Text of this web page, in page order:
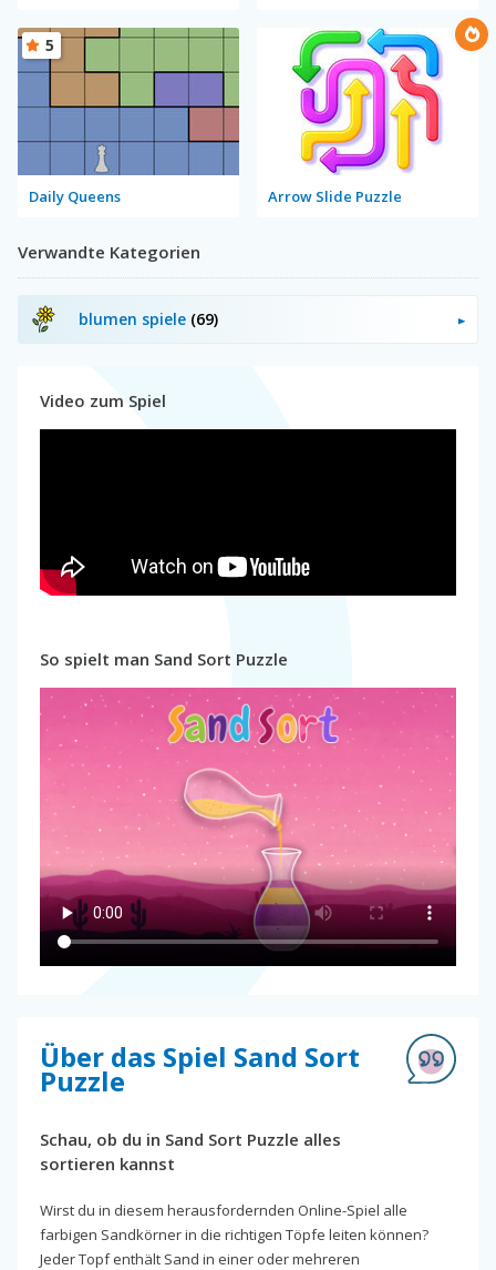
Daily Queens
5
Arrow Slide Puzzle
Verwandte Kategorien
blumen spiele (69)
Video zum Spiel
So spielt man Sand Sort Puzzle
Über das Spiel Sand Sort
Puzzle
Schau, ob du in Sand Sort Puzzle alles
sortieren kannst
Wirst du in diesem herausfordernden Online-Spiel alle
farbigen Sandkörner in die richtigen Töpfe leiten können?
Jeder Topf enthält Sand in einer oder mehreren